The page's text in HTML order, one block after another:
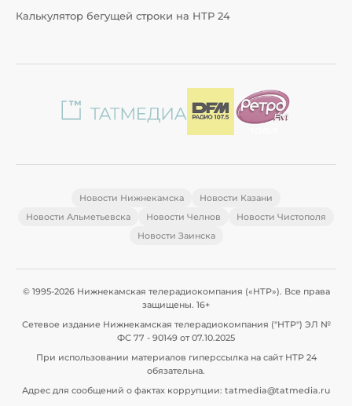
Калькулятор бегущей строки на НТР 24
Новости Нижнекамска
Новости Казани
Новости Альметьевска
Новости Челнов
Новости Чистополя
Новости Заинска
© 1995-2026 Нижнекамская телерадиокомпания («НТР»). Все права
защищены. 16+
Сетевое издание Нижнекамская телерадиокомпания ("НТР") ЭЛ №
ФС 77 - 90149 от 07.10.2025
При использовании материалов гиперссылка на сайт НТР 24
обязательна.
Адрес для сообщений о фактах коррупции: tatmedia@tatmedia.ru